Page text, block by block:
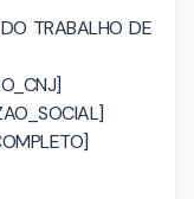
TRABALHO DE